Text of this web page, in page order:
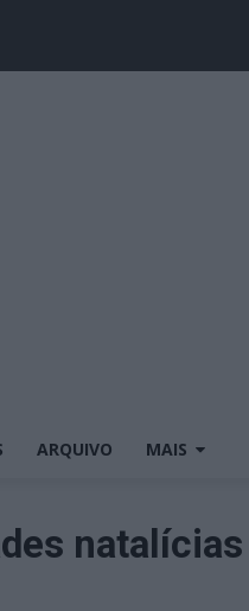
ARQUIVO MAIS